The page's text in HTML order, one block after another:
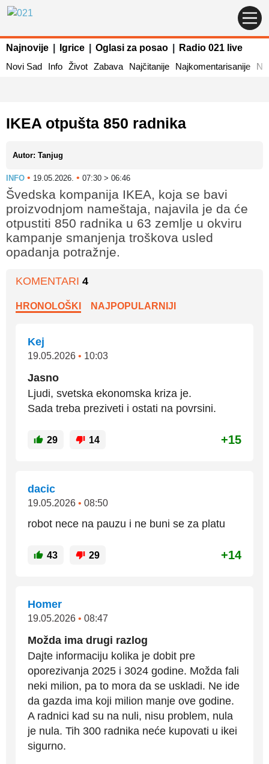
Najnovije Igrice Oglasi za posao
Radio 021 live
Novi Sad
Info Život Zabava Najčitanije Najkomentarisanije
IKEA otpušta 850 radnika
Autor: Tanjug
INFO • 19.05.2026. • 07:30 > 06:46
Švedska kompanija IKEA, koja se bavi
proizvodnjom nameštaja, najavila je da će
otpustiti 850 radnika u 63 zemlje u okviru
kampanje smanjenja troškova usled
opadanja potražnje.
KOMENTARI 4
HRONOLOŠKI NAJPOPULARNIJI
Kej
19.05.2026 • 10:03
Jasno
Ljudi, svetska ekonomska kriza je.
Sada treba preziveti i ostati na povrsini.
29 14 +15
dacic
19.05.2026 • 08:50
robot nece na pauzu i ne buni se za platu
43 29 +14
Homer
19.05.2026 • 08:47
Možda ima drugi razlog
Dajte informaciju kolika je dobit pre
oporezivanja 2025 i 3024 godine. Možda fali
neki milion, pa to mora da se uskladi. Ne ide
da gazda ima koji milion manje ove godine.
A radnici kad su na nuli, nisu problem, nula
je nula. Tih 300 radnika neće kupovati u ikei
sigurno.